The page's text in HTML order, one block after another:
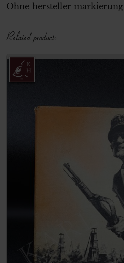
Ohne hersteller markierung
Related products